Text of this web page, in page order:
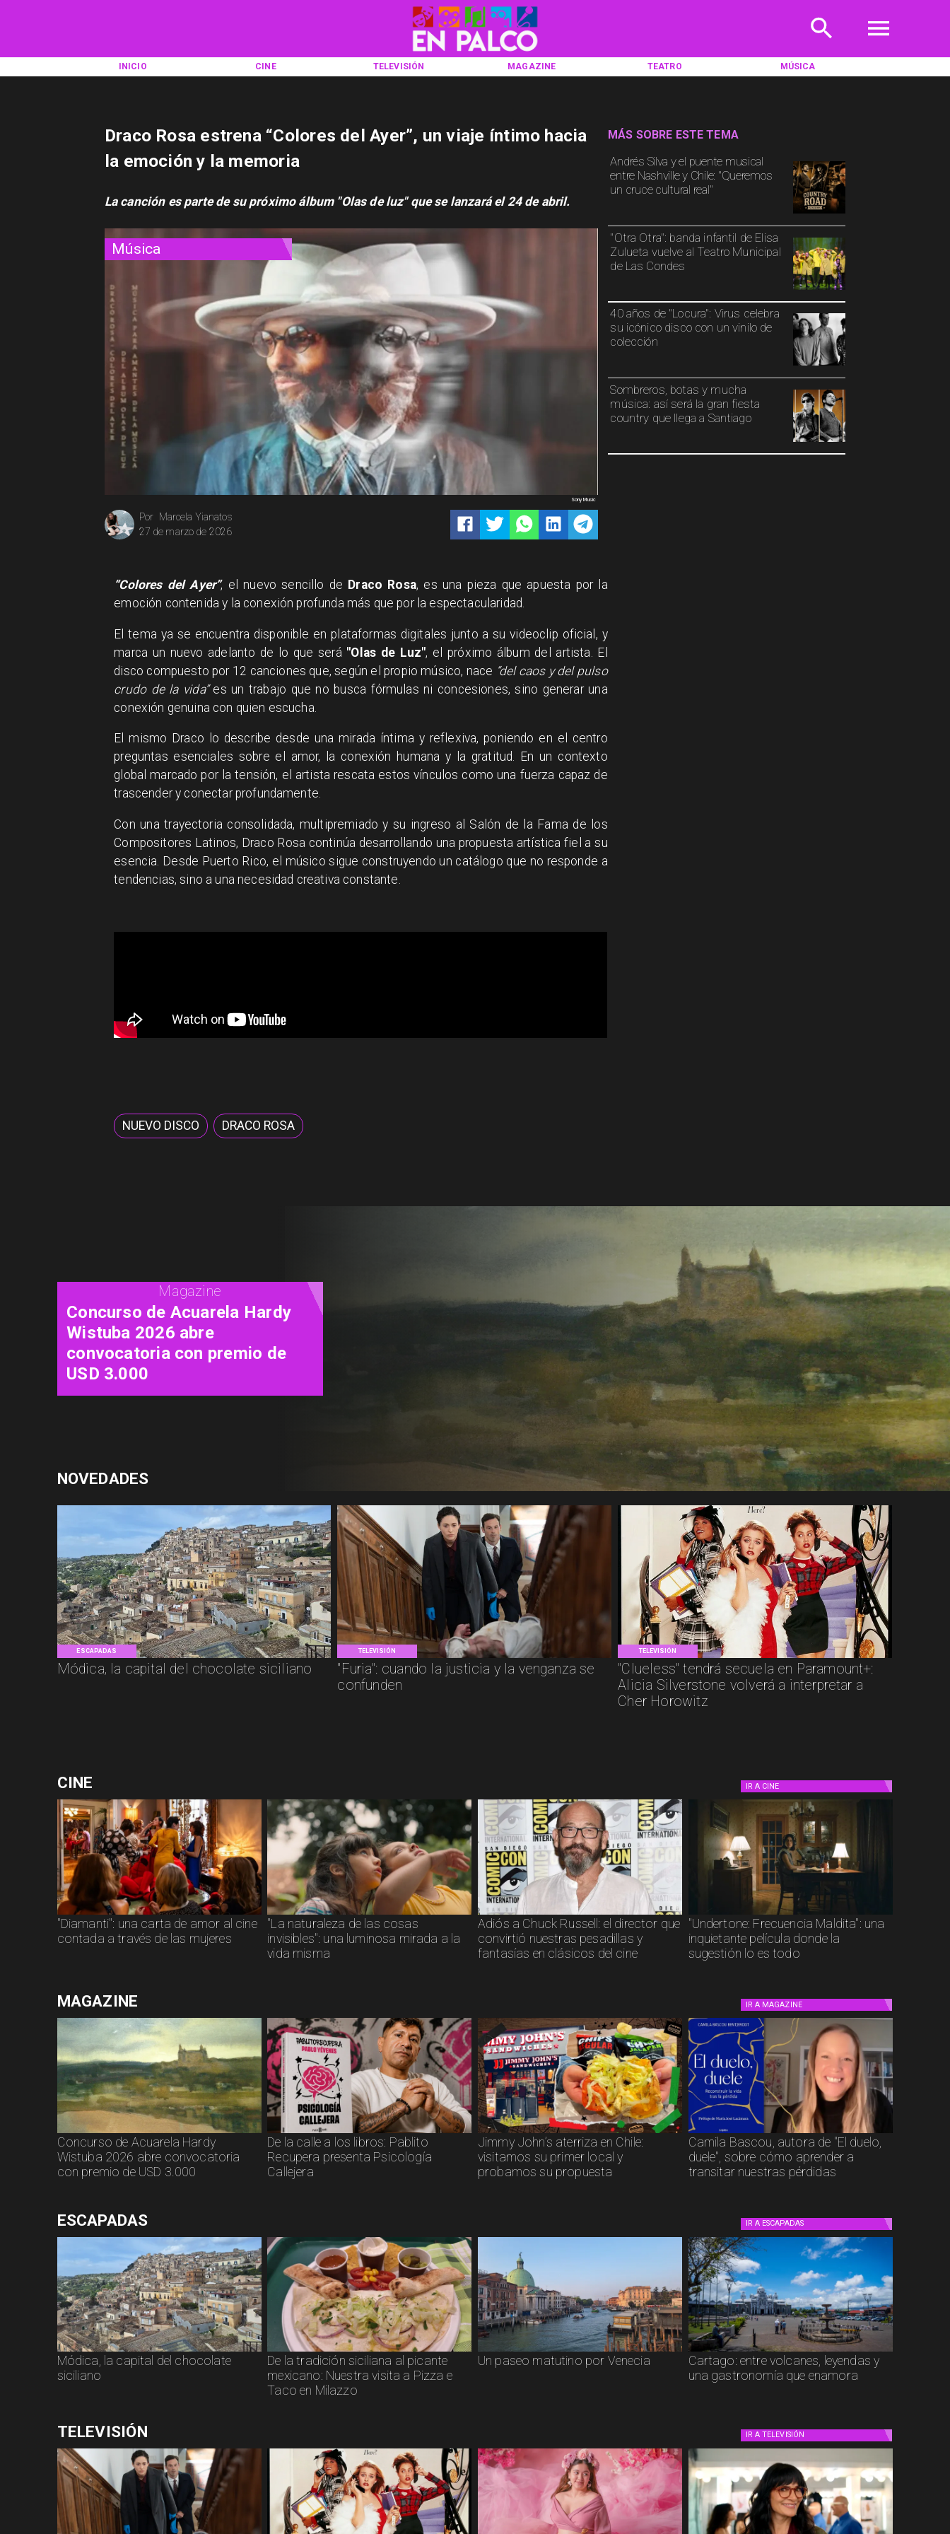
INICIO CINE TELEVISIÓN MAGAZINE TEATRO MÚSICA
Música
Marcela Yianatos
Por
27 de marzo de 2026
Sony Music
Andrés Silva y el puente musical
entre Nashville y Chile: "Queremos
un cruce cultural real"
"Otra Otra": banda infantil de Elisa
Zulueta vuelve al Teatro Municipal
de Las Condes
40 años de "Locura": Virus celebra
su icónico disco con un vinilo de
colección
Sombreros, botas y mucha
música: así será la gran fiesta
country que llega a Santiago
MÁS SOBRE ESTE TEMA
Draco Rosa estrena “Colores del Ayer”, un viaje íntimo hacia
la emoción y la memoria
La canción es parte de su próximo álbum "Olas de luz" que se lanzará el 24 de abril.
“Colores del Ayer”, el nuevo sencillo de Draco Rosa, es una pieza que apuesta por la
emoción contenida y la conexión profunda más que por la espectacularidad.
El tema ya se encuentra disponible en plataformas digitales junto a su videoclip oficial, y
marca un nuevo adelanto de lo que será "Olas de Luz", el próximo álbum del artista. El
disco compuesto por 12 canciones que, según el propio músico, nace “del caos y del pulso
crudo de la vida” es un trabajo que no busca fórmulas ni concesiones, sino generar una
conexión genuina con quien escucha.
El mismo Draco lo describe desde una mirada íntima y reflexiva, poniendo en el centro
preguntas esenciales sobre el amor, la conexión humana y la gratitud. En un contexto
global marcado por la tensión, el artista rescata estos vínculos como una fuerza capaz de
trascender y conectar profundamente.
Con una trayectoria consolidada, multipremiado y su ingreso al Salón de la Fama de los
Compositores Latinos, Draco Rosa continúa desarrollando una propuesta artística fiel a su
esencia. Desde Puerto Rico, el músico sigue construyendo un catálogo que no responde a
tendencias, sino a una necesidad creativa constante.
NUEVO DISCO DRACO ROSA
ESCAPADAS
Módica, la capital del chocolate siciliano
TELEVISIÓN
"Furia": cuando la justicia y la venganza se
confunden
TELEVISIÓN
"Clueless" tendrá secuela en Paramount+:
Alicia Silverstone volverá a interpretar a
Cher Horowitz
Cine
"Diamanti": una carta de amor
al cine contada a través de las
mujeres
NOVEDADES
CINE IR A CINE
"Diamanti": una carta de amor al cine
contada a través de las mujeres
"La naturaleza de las cosas
invisibles": una luminosa mirada a la
vida misma
Adiós a Chuck Russell: el director que
convirtió nuestras pesadillas y
fantasías en clásicos del cine
"Undertone: Frecuencia Maldita": una
inquietante película donde la
sugestión lo es todo
MAGAZINE IR A MAGAZINE
Concurso de Acuarela Hardy
Wistuba 2026 abre convocatoria
con premio de USD 3.000
De la calle a los libros: Pablito
Recupera presenta Psicología
Callejera
Jimmy John’s aterriza en Chile:
visitamos su primer local y
probamos su propuesta
Camila Bascou, autora de "El duelo,
duele", sobre cómo aprender a
transitar nuestras pérdidas
ESCAPADAS IR A ESCAPADAS
Módica, la capital del chocolate
siciliano
De la tradición siciliana al picante
mexicano: Nuestra visita a Pizza e
Taco en Milazzo
Un paseo matutino por Venecia
Cartago: entre volcanes, leyendas y
una gastronomía que enamora
TELEVISIÓN IR A TELEVISIÓN